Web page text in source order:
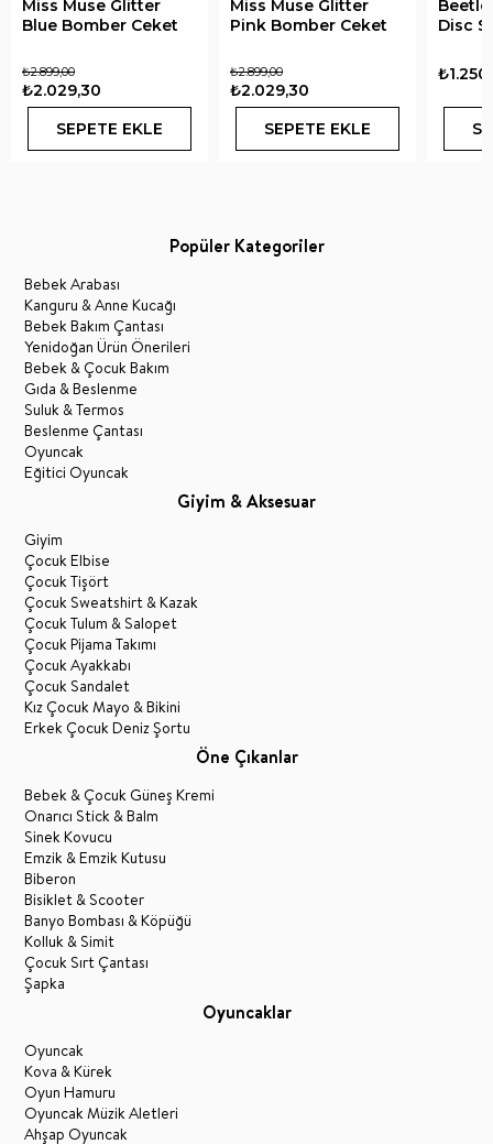
Miss Muse Glitter
Blue Bomber Ceket
₺2.029,30
₺2.899,00
SEPETE EKLE
Miss Muse Glitter
Pink Bomber Ceket
₺2.029,30
₺2.899,00
SEPETE EKLE
Disc
Popüler Kategoriler
Bebek Arabası
Kanguru & Anne Kucağı
Bebek Bakım Çantası
Yenidoğan Ürün Önerileri
Bebek & Çocuk Bakım
Gıda & Beslenme
Suluk & Termos
Beslenme Çantası
Oyuncak
Eğitici Oyuncak
Giyim & Aksesuar
Giyim
Çocuk Elbise
Çocuk Tişört
Çocuk Sweatshirt & Kazak
Çocuk Tulum & Salopet
Çocuk Pijama Takımı
Çocuk Ayakkabı
Çocuk Sandalet
Kız Çocuk Mayo & Bikini
Erkek Çocuk Deniz Şortu
Öne Çıkanlar
Bebek & Çocuk Güneş Kremi
Onarıcı Stick & Balm
Sinek Kovucu
Emzik & Emzik Kutusu
Biberon
Bisiklet & Scooter
Banyo Bombası & Köpüğü
Kolluk & Simit
Çocuk Sırt Çantası
Şapka
Oyuncaklar
Oyuncak
Kova & Kürek
Oyun Hamuru
Oyuncak Müzik Aletleri
Ahşap Oyuncak